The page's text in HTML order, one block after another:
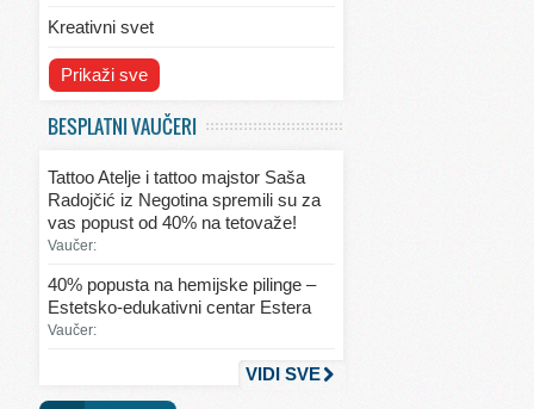
Kreativni svet
Svet ekologije
Svet kulinarstva
Svet lepote
Svet mode
Prikaži sve
BESPLATNI VAUČERI
Tattoo Atelje i tattoo majstor Saša
Radojčić iz Negotina spremili su za
vas popust od 40% na tetovaže!
Vaučer:
40% popusta na hemijske pilinge –
Estetsko-edukativni centar Estera
Vaučer:
VIDI SVE